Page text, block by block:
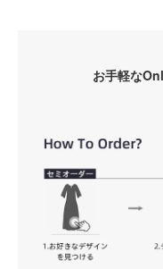
お手軽な